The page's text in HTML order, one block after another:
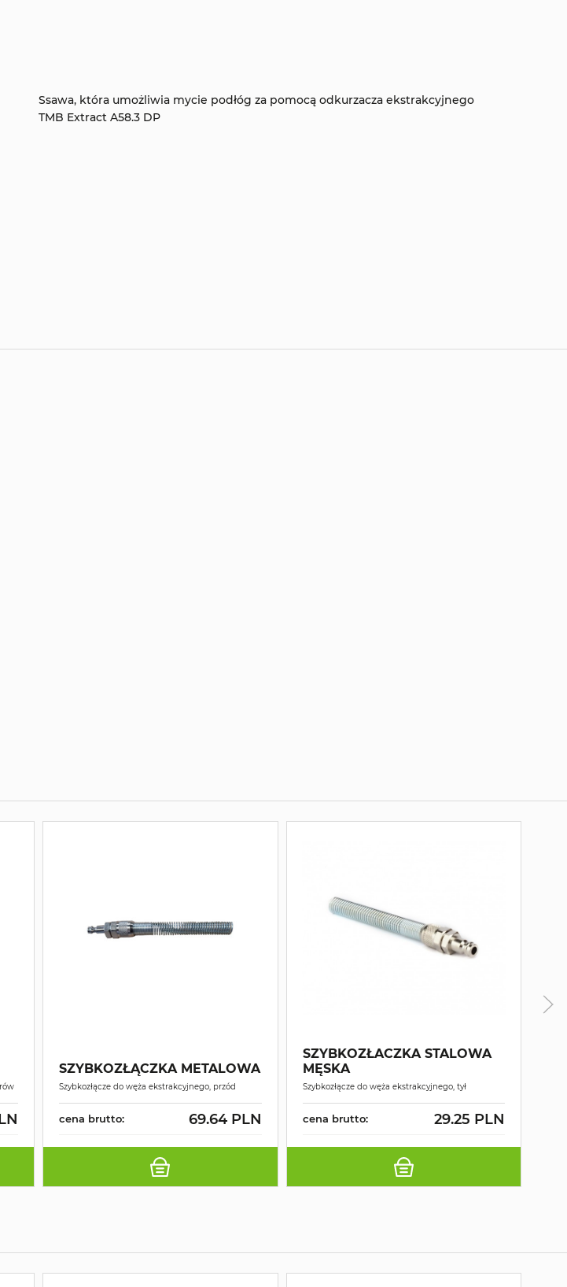
Ssawa, która umożliwia mycie podłóg za pomocą odkurzacza ekstrakcyjnego
TMB Extract A58.3 DP
SZYBKOZŁĄCZKA METALOWA
Szybkozłącze do węża ekstrakcyjnego, przód
cena brutto: 69.64 PLN
SZYBKOZŁACZKA STALOWA
MĘSKA
Szybkozłącze do węża ekstrakcyjnego, tył
cena brutto: 29.25 PLN